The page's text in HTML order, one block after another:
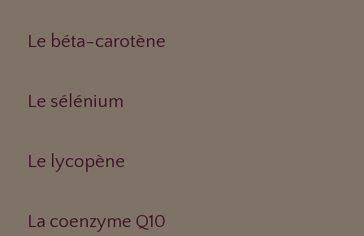
Le béta-carotène
Le sélénium
Le lycopène
La coenzyme Q10